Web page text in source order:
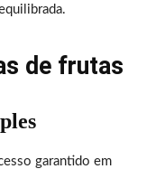
de frutas
garantido em